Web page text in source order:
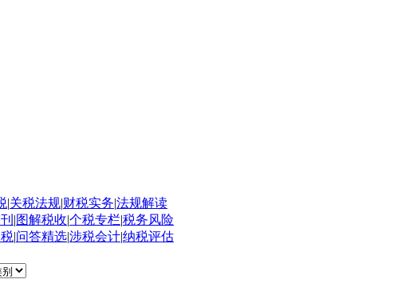
|关税法规|财税实务|法规解读
|图解税收|个税专栏|税务风险
|问答精选|涉税会计|纳税评估